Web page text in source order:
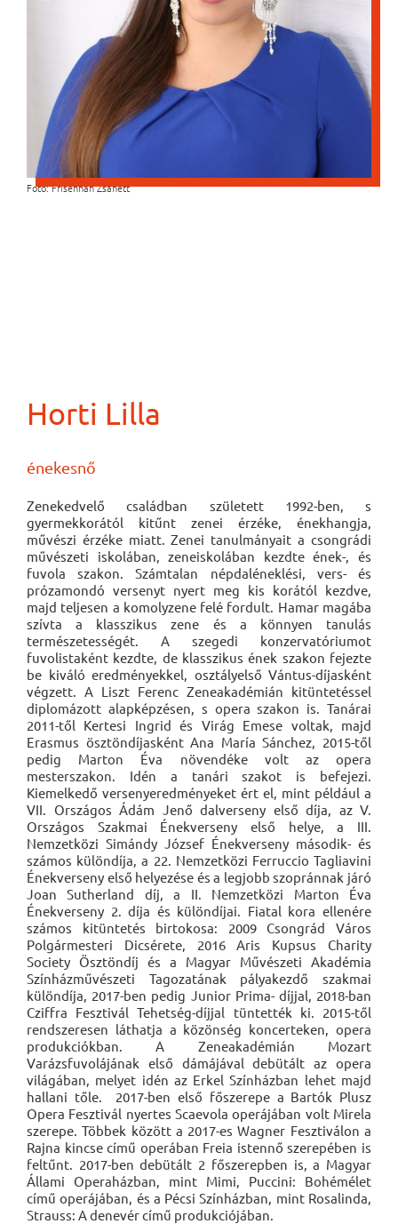
Fotó: Frisenhan Zsanett
Horti Lilla
énekesnő
Zenekedvelő családban született 1992-ben, s
gyermekkorától kitűnt zenei érzéke, énekhangja,
művészi érzéke miatt. Zenei tanulmányait a csongrádi
művészeti iskolában, zeneiskolában kezdte ének-, és
fuvola szakon. Számtalan népdaléneklési, vers- és
prózamondó versenyt nyert meg kis korától kezdve,
majd teljesen a komolyzene felé fordult. Hamar magába
szívta a klasszikus zene és a könnyen tanulás
természetességét. A szegedi konzervatóriumot
fuvolistaként kezdte, de klasszikus ének szakon fejezte
be kiváló eredményekkel, osztályelső Vántus-díjasként
végzett. A Liszt Ferenc Zeneakadémián kitüntetéssel
diplomázott alapképzésen, s opera szakon is. Tanárai
2011-től Kertesi Ingrid és Virág Emese voltak, majd
Erasmus ösztöndíjasként Ana María Sánchez, 2015-től
pedig Marton Éva növendéke volt az opera
mesterszakon. Idén a tanári szakot is befejezi.
Kiemelkedő versenyeredményeket ért el, mint például a
VII. Országos Ádám Jenő dalverseny első díja, az V.
Országos Szakmai Énekverseny első helye, a III.
Nemzetközi Simándy József Énekverseny második- és
számos különdíja, a 22. Nemzetközi Ferruccio Tagliavini
Énekverseny első helyezése és a legjobb szopránnak járó
Joan Sutherland díj, a II. Nemzetközi Marton Éva
Énekverseny 2. díja és különdíjai.
Fiatal kora ellenére
számos kitüntetés birtokosa: 2009 Csongrád Város
Polgármesteri Dicsérete, 2016 Aris Kupsus Charity
Society Ösztöndíj és a Magyar Művészeti Akadémia
Színházművészeti Tagozatának pályakezdő szakmai
különdíja, 2017-ben pedig Junior Prima- díjjal, 2018-ban
Cziffra Fesztivál Tehetség-díjjal tüntették ki. 2015-től
rendszeresen láthatja a közönség koncerteken, opera
produkciókban. A Zeneakadémián Mozart
Varázsfuvolájának első dámájával debütált az opera
világában, melyet idén az Erkel Színházban lehet majd
hallani tőle. 2017-ben első főszerepe a Bartók Plusz
Opera Fesztivál nyertes Scaevola operájában volt Mirela
szerepe. Többek között a 2017-es Wagner Fesztiválon a
Rajna kincse című operában Freia istennő szerepében is
feltűnt. 2017-ben debütált 2 főszerepben is, a Magyar
Állami Operaházban, mint Mimi, Puccini: Bohémélet
című operájában, és a Pécsi Színházban, mint Rosalinda,
Strauss: A denevér című produkciójában.